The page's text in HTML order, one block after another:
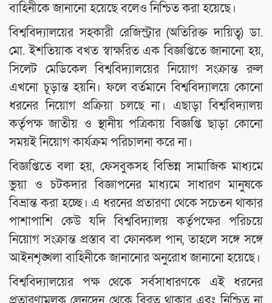
বাহিনীকে জানানো হয়েছে বলেও নিশ্চিত করা হয়েছে।
বিশ্ববিদ্যালয়ের সহকারী রেজিস্ট্রার (অতিরিক্ত দায়িত্ব) ডা.
মো. ইশতিয়াক বখত স্বাক্ষরিত এক বিজ্ঞপ্তিতে জানানো হয়,
সিলেট মেডিকেল বিশ্ববিদ্যালয়ের নিয়োগ সংক্রান্ত রুল
এখনো চূড়ান্ত হয়নি। ফলে বর্তমানে বিশ্ববিদ্যালয়ে কোনো
ধরনের নিয়োগ প্রক্রিয়া চলছে না। এছাড়া বিশ্ববিদ্যালয়
কর্তৃপক্ষ জাতীয় ও স্থানীয় পত্রিকায় বিজ্ঞপ্তি ছাড়া কোনো
সময়ই নিয়োগ কার্যক্রম পরিচালনা করে না।
বিজ্ঞপ্তিতে বলা হয়, ফেসবুকসহ বিভিন্ন সামাজিক মাধ্যমে
ভুয়া ও চটকদার বিজ্ঞাপনের মাধ্যমে সাধারণ মানুষকে
বিভ্রান্ত করা হচ্ছে। এ ধরনের প্রতারণা থেকে সচেতন থাকার
পাশাপাশি কেউ যদি বিশ্ববিদ্যালয় কর্তৃপক্ষের পরিচয়ে
নিয়োগ সংক্রান্ত প্রস্তাব বা ফোনকল পান, তাহলে সঙ্গে সঙ্গে
আইনশৃঙ্খলা বাহিনীকে জানানোর অনুরোধ জানানো হয়েছে।
বিশ্ববিদ্যালয়ের পক্ষ থেকে সর্বসাধারণকে এই ধরনের